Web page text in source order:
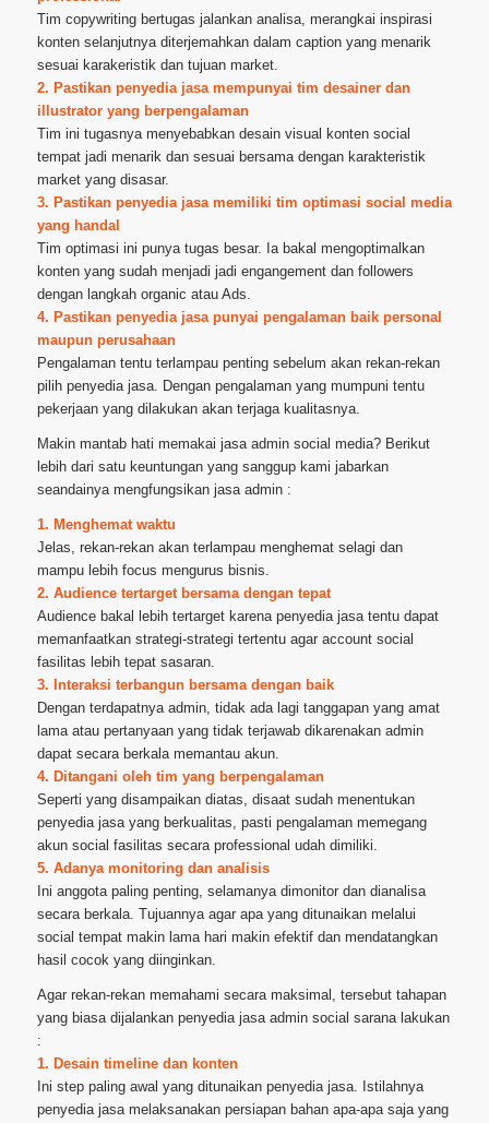
Tim copywriting bertugas jalankan analisa, merangkai inspirasi
konten selanjutnya diterjemahkan dalam caption yang menarik
sesuai karakeristik dan tujuan market.
2. Pastikan penyedia jasa mempunyai tim desainer dan
illustrator yang berpengalaman
Tim ini tugasnya menyebabkan desain visual konten social
tempat jadi menarik dan sesuai bersama dengan karakteristik
market yang disasar.
3. Pastikan penyedia jasa memiliki tim optimasi social media
yang handal
Tim optimasi ini punya tugas besar. Ia bakal mengoptimalkan
konten yang sudah menjadi jadi engangement dan followers
dengan langkah organic atau Ads.
4. Pastikan penyedia jasa punyai pengalaman baik personal
maupun perusahaan
Pengalaman tentu terlampau penting sebelum akan rekan-rekan
pilih penyedia jasa. Dengan pengalaman yang mumpuni tentu
pekerjaan yang dilakukan akan terjaga kualitasnya.
Makin mantab hati memakai jasa admin social media? Berikut
lebih dari satu keuntungan yang sanggup kami jabarkan
seandainya mengfungsikan jasa admin :
1. Menghemat waktu
Jelas, rekan-rekan akan terlampau menghemat selagi dan
mampu lebih focus mengurus bisnis.
2. Audience tertarget bersama dengan tepat
Audience bakal lebih tertarget karena penyedia jasa tentu dapat
memanfaatkan strategi-strategi tertentu agar account social
fasilitas lebih tepat sasaran.
3. Interaksi terbangun bersama dengan baik
Dengan terdapatnya admin, tidak ada lagi tanggapan yang amat
lama atau pertanyaan yang tidak terjawab dikarenakan admin
dapat secara berkala memantau akun.
4. Ditangani oleh tim yang berpengalaman
Seperti yang disampaikan diatas, disaat sudah menentukan
penyedia jasa yang berkualitas, pasti pengalaman memegang
akun social fasilitas secara professional udah dimiliki.
5. Adanya monitoring dan analisis
Ini anggota paling penting, selamanya dimonitor dan dianalisa
secara berkala. Tujuannya agar apa yang ditunaikan melalui
social tempat makin lama hari makin efektif dan mendatangkan
hasil cocok yang diinginkan.
Agar rekan-rekan memahami secara maksimal, tersebut tahapan
yang biasa dijalankan penyedia jasa admin social sarana lakukan
:
1. Desain timeline dan konten
Ini step paling awal yang ditunaikan penyedia jasa. Istilahnya
penyedia jasa melaksanakan persiapan bahan apa-apa saja yang